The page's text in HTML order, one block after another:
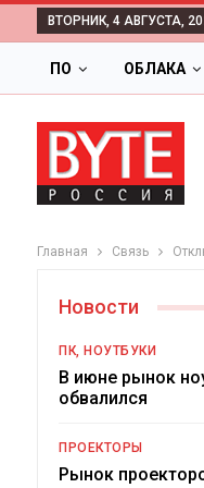
ВТОРНИК, 4 АВГУСТА,
ПО ОБЛАКА
Главная Связь
Новости
ПК, НОУТБУКИ
В июне рынок
обвалился
ПРОЕКТОРЫ
Рынок